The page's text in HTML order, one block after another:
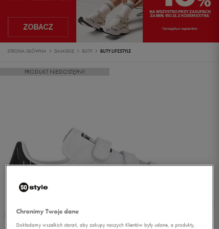
STRONA GŁÓWNA DAMSKIE BUTY BUTY LIFESTYLE
PRODUKT NIEDOSTĘPNY
Chronimy Twoje dane
Dokładamy wszelkich starań, aby zakupy naszych Klientów były udane, a produkty,